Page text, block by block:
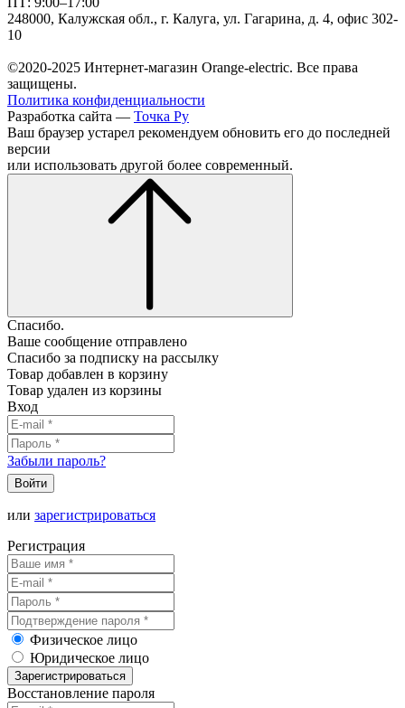
248000, Калужская обл., г. Калуга, ул. Гагарина, д. 4, офис 302-
10
©2020-2025 Интернет-магазин Orange-electric. Все права
защищены.
Политика конфиденциальности
Разработка сайта — Точка Ру
Ваш браузер устарел рекомендуем обновить его до последней
версии
или использовать другой более современный.
Спасибо.
Ваше сообщение отправлено
Спасибо за подписку на рассылку
Товар добавлен в корзину
Товар удален из корзины
Вход
Забыли пароль?
Войти
или зарегистрироваться
Регистрация
Физическое лицо
Юридическое лицо
Зарегистрироваться
Восстановление пароля